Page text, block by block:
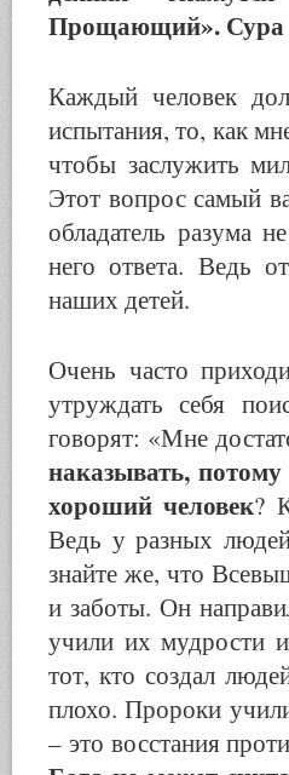
Прощающий». Сура
Каждый человек
испытания, то, как
чтобы заслужить
Этот вопрос самый
обладатель разума
него ответа. Ведь
наших детей.
Очень часто
утруждать себя
говорят: «Мне
наказывать,
хороший человек?
Ведь у разных
знайте же, что
и заботы. Он
учили их мудрости
тот, кто создал
плохо. Пророки
– это восстания